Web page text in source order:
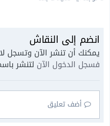
انضم إلى النقاش
يمكنك أن تنشر الآن وتسجل
فسجل الدخول الآن لتنشر
أضف تعليق